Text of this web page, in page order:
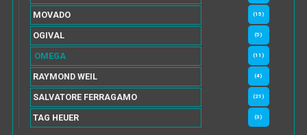
MOVADO (15)
OGIVAL (5)
OMEGA (11)
RAYMOND WEIL (4)
SALVATORE FERRAGAMO (21)
TAG HEUER (3)